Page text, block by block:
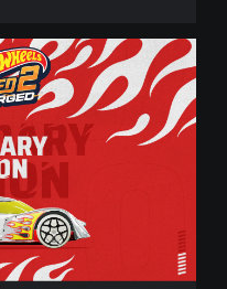
L
e
n
i